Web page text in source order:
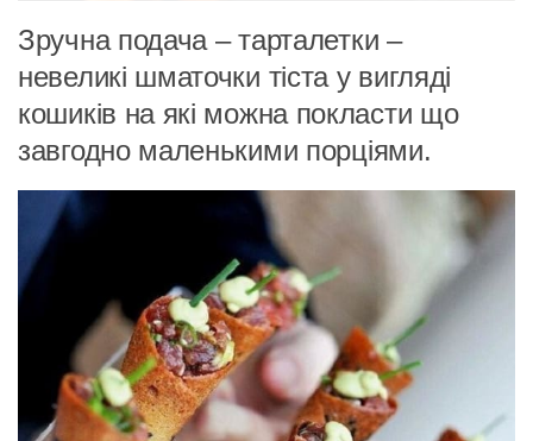
Зручна подача – тарталетки –
невеликі шматочки тіста у вигляді
кошиків на які можна покласти що
завгодно маленькими порціями.